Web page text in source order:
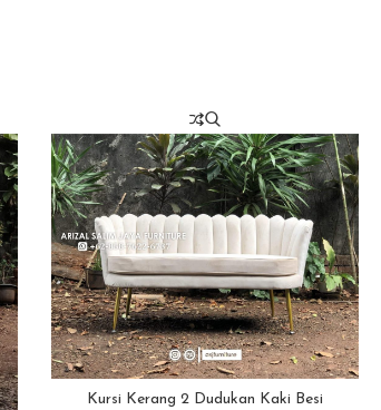
Kursi Kerang 2 Dudukan Kaki Besi